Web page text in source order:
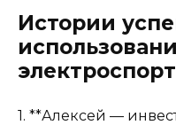
Истории
1. **Алексей —